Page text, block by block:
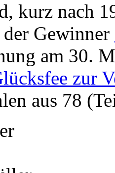
kurz nach
Gewinner
am 30.
zur
aus 78